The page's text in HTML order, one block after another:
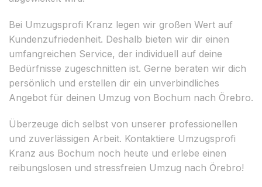
Bei Umzugsprofi Kranz legen wir großen Wert auf
Kundenzufriedenheit. Deshalb bieten wir dir einen
umfangreichen Service, der individuell auf deine
Bedürfnisse zugeschnitten ist. Gerne beraten wir dich
persönlich und erstellen dir ein unverbindliches
Angebot für deinen Umzug von Bochum nach Örebro.
Überzeuge dich selbst von unserer professionellen
und zuverlässigen Arbeit. Kontaktiere Umzugsprofi
Kranz aus Bochum noch heute und erlebe einen
reibungslosen und stressfreien Umzug nach Örebro!